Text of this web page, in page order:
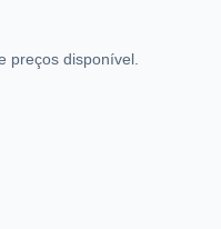
preços disponível.